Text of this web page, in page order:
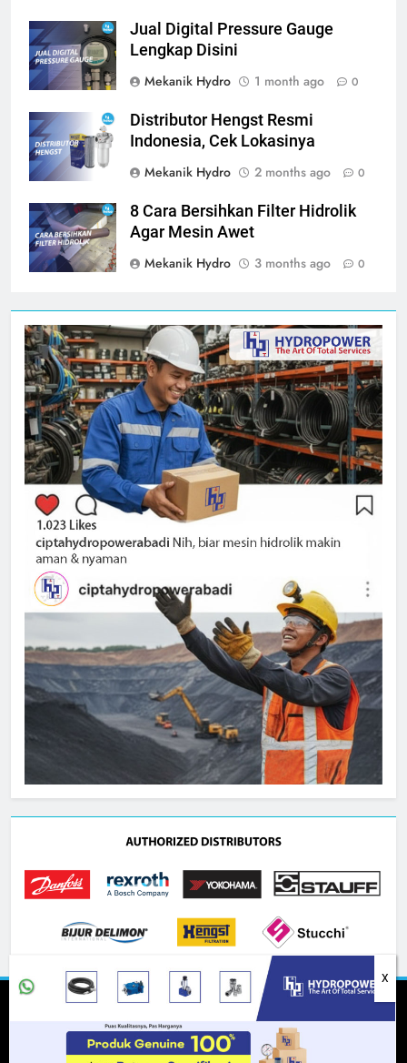
Jual Digital Pressure Gauge
Lengkap Disini
Mekanik Hydro
1 month ago 0
Distributor Hengst Resmi
Indonesia, Cek Lokasinya
Mekanik Hydro
2 months ago 0
8 Cara Bersihkan Filter Hidrolik
Agar Mesin Awet
Mekanik Hydro
3 months ago 0
Copyright 2020 HydraulicHose.id All Rights Reserved.
Powered ByBlazeThemes.